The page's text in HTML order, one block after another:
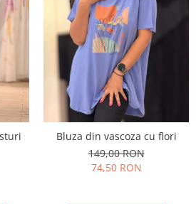
Bluza din vascoza cu flori
149,00 RON
74,50 RON